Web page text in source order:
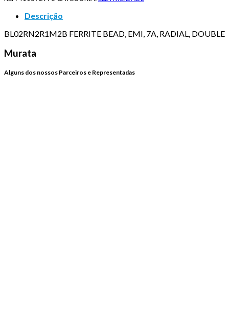
Descrição
BL02RN2R1M2B FERRITE BEAD, EMI, 7A, RADIAL, DOUBLE
Murata
Alguns dos nossos Parceiros e Representadas